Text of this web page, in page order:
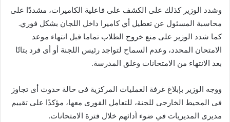
وشدد الوزير كذلك على الكشف على فاعلية الكاميرات، مشددًا على
محاسبة المسئول عن تعطيل أي كاميرا داخل اللجان بشكل فوري.
كما شدد الوزير على منع خروج الطلاب تماما قبل انتهاء موعد
الامتحان المحدد، وعدم السماح لتواجد رئيس اللجنة أو أى فرد بتاتًا
بعد الانتهاء من الامتحانات وغلق المدرسة.
ووجه الوزير بإبلاغ غرفة العمليات المركزية فى حالة حدوث أى تجاوز
فى المحيط الخارجى للجنة، للتعامل الفورى معها، مؤكدًا على تقييم
مديرى المديريات في ضوء أدائهم خلال فترة الامتحانات.